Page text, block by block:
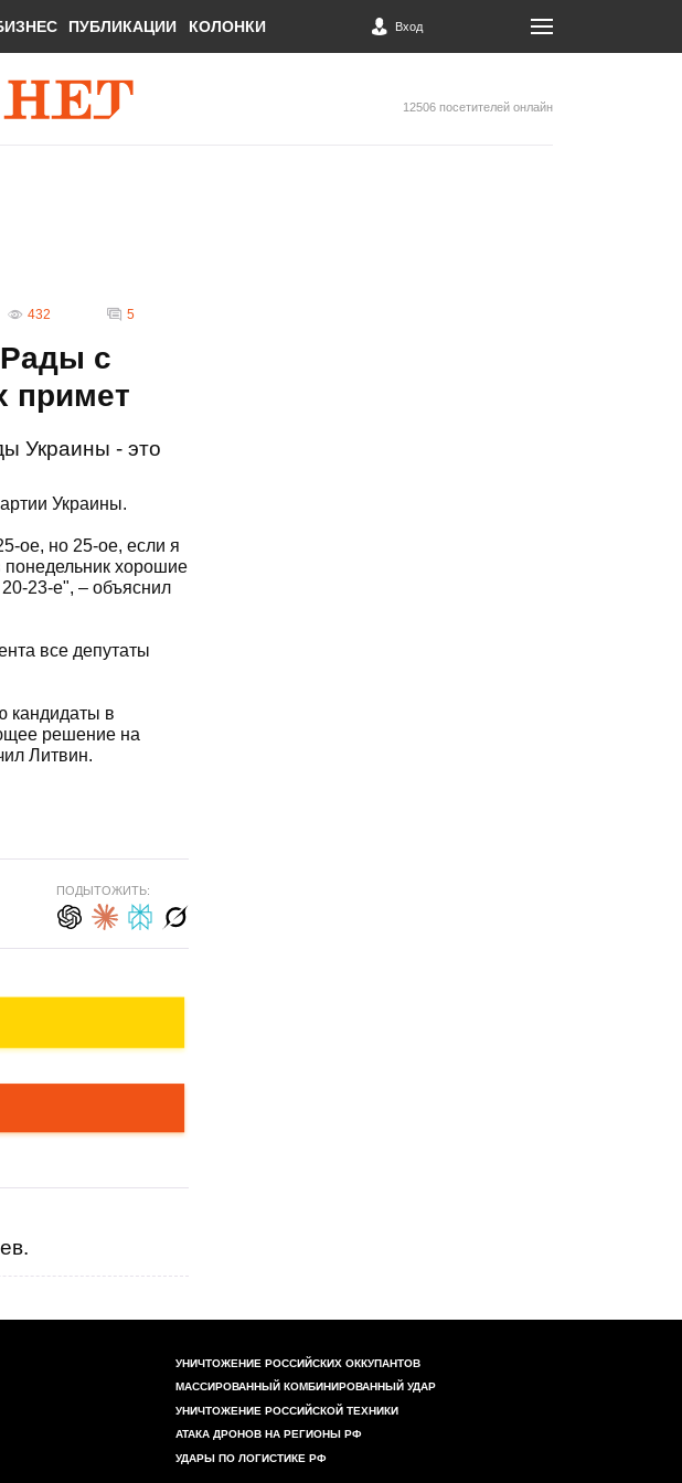
ПУБЛИКАЦИИ КОЛОНКИ Вход
12506 посетителей онлайн
432 5
с
примет
Украины - это
Украины.
ое, но 25-ое, если я
понедельник хорошие
23-е", – объяснил
все депутаты
кандидаты в
решение на
Литвин.
ПОДЫТОЖИТЬ:
УНИЧТОЖЕНИЕ РОССИЙСКИХ ОККУПАНТОВ
МАССИРОВАННЫЙ КОМБИНИРОВАННЫЙ УДАР
УНИЧТОЖЕНИЕ РОССИЙСКОЙ ТЕХНИКИ
АТАКА ДРОНОВ НА РЕГИОНЫ РФ
УДАРЫ ПО ЛОГИСТИКЕ РФ